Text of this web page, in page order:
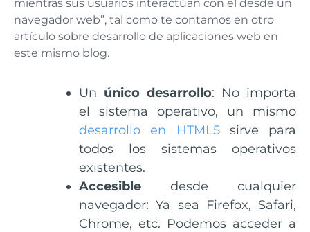
mientras sus usuarios interactúan con él desde un
navegador web”, tal como te contamos en otro
artículo sobre desarrollo de aplicaciones web en
este mismo blog.
Un único desarrollo: No importa
el sistema operativo, un mismo
desarrollo en HTML5sirve para
todos los sistemas operativos
existentes.
Accesible desde cualquier
navegador: Ya sea Firefox, Safari,
Chrome, etc. Podemos acceder a